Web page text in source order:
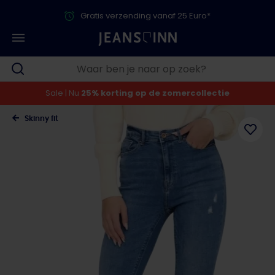
Gratis verzending vanaf 25 Euro*
Sale | Nu 25% korting op de zomercollectie
Skinny fit